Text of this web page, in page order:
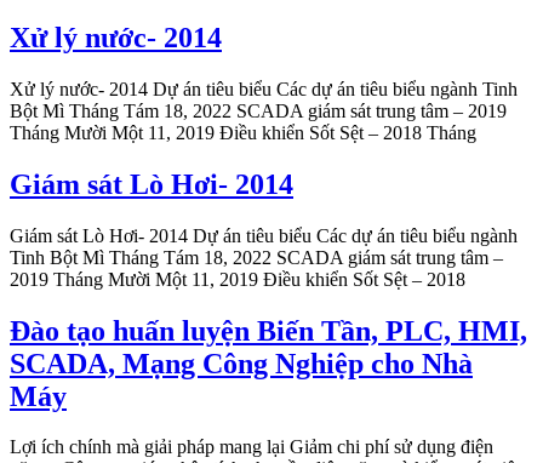
Xử lý nước- 2014
Xử lý nước- 2014 Dự án tiêu biểu Các dự án tiêu biểu ngành Tinh
Bột Mì Tháng Tám 18, 2022 SCADA giám sát trung tâm – 2019
Tháng Mười Một 11, 2019 Điều khiển Sốt Sệt – 2018 Tháng
Giám sát Lò Hơi- 2014
Giám sát Lò Hơi- 2014 Dự án tiêu biểu Các dự án tiêu biểu ngành
Tinh Bột Mì Tháng Tám 18, 2022 SCADA giám sát trung tâm –
2019 Tháng Mười Một 11, 2019 Điều khiển Sốt Sệt – 2018
Đào tạo huấn luyện Biến Tần, PLC, HMI,
SCADA, Mạng Công Nghiệp cho Nhà
Máy
Lợi ích chính mà giải pháp mang lại Giảm chi phí sử dụng điện